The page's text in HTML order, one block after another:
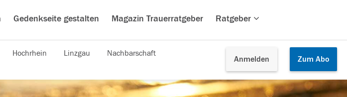
Gedenkseite gestalten Magazin Trauerratgeber Ratgeber
Anmelden Zum Abo
Hochrhein Linzgau Nachbarschaft